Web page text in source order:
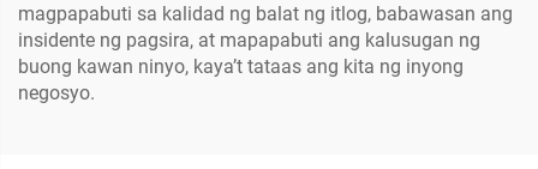
magpapabuti sa kalidad ng balat ng itlog, babawasan ang
insidente ng pagsira, at mapapabuti ang kalusugan ng
buong kawan ninyo, kaya’t tataas ang kita ng inyong
negosyo.